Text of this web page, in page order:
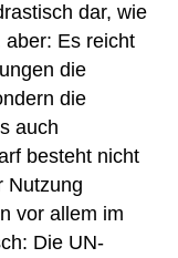
dar, wie
aber: Es reicht
die
die
auch
besteht nicht
Nutzung
vor allem im
Die UN-